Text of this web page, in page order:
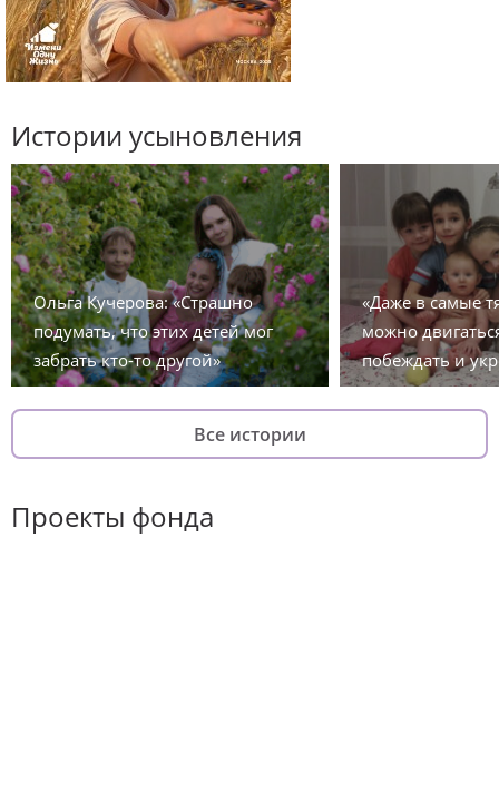
Истории усыновления
Ольга Кучерова: «Страшно
подумать, что этих детей мог
забрать кто-то другой»
«Даже в самые
можно
побеждать и
Все истории
Проекты фонда